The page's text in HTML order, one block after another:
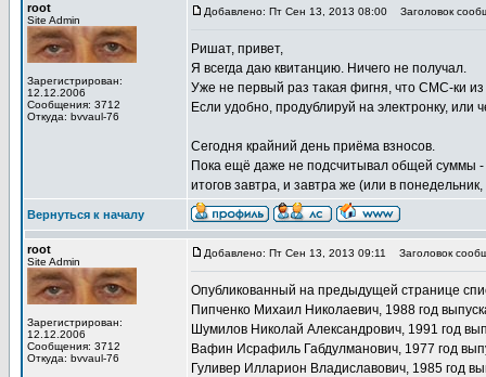
root
Site Admin
Зарегистрирован:
12.12.2006
Сообщения: 3712
Откуда: bvvaul-76
Добавлено: Пт Сен 13, 2013 08:00 Заголовок
Ришат, привет,
Я всегда даю квитанцию. Ничего не получал.
Уже не первый раз такая фигня, что СМС-ки
Если удобно, продублируй на электронку,
Сегодня крайний день приёма взносов.
Пока ещё даже не подсчитывал общей суммы -
итогов завтра, и завтра же (или в
Вернуться к началу
root
Site Admin
Зарегистрирован:
12.12.2006
Сообщения: 3712
Откуда: bvvaul-76
Добавлено: Пт Сен 13, 2013 09:11 Заголовок
Опубликованный на предыдущей странице
Пипченко Михаил Николаевич, 1988 год
Шумилов Николай Александрович, 1991 год
Вафин Исрафиль Габдулманович, 1977 год
Гуливер Илларион Владиславович, 1985 год